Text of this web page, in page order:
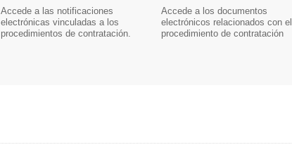
Accede a las notificaciones
electrónicas vinculadas a los
procedimientos de contratación.
Accede a los documentos
electrónicos relacionados con el
procedimiento de contratación